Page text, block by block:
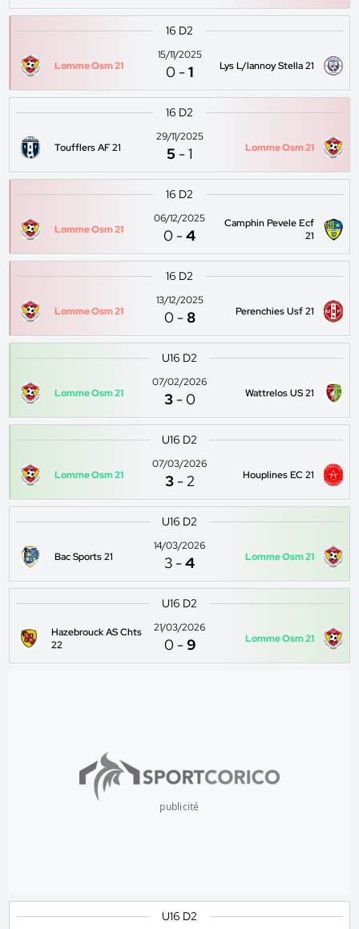
16 D2
Lomme Osm 21
15/11/2025
0 -1 Lys L/lannoy Stella 21
16 D2
Toufflers AF 21
29/11/2025
5 -1 Lomme Osm 21
16 D2
Lomme Osm 21
06/12/2025
0 -4
Camphin Pevele Ecf
21
16 D2
Lomme Osm 21
13/12/2025
0 -8 Perenchies Usf 21
U16 D2
Lomme Osm 21
07/02/2026
3 -0 Wattrelos US 21
U16 D2
Lomme Osm 21
07/03/2026
3 -2 Houplines EC 21
U16 D2
Bac Sports 21
14/03/2026
3 -4 Lomme Osm 21
U16 D2
Hazebrouck AS Chts
22
21/03/2026
0 -9 Lomme Osm 21
publicité
U16 D2